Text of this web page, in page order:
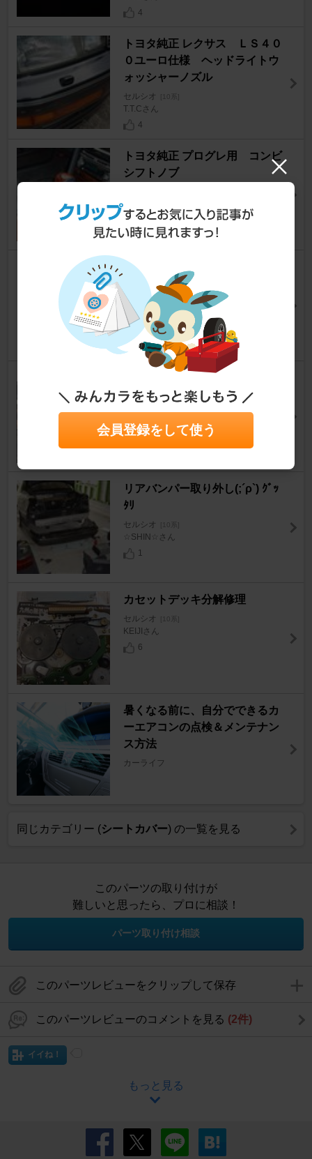
4
トヨタ純正 レクサス ＬＳ４０
０ユーロ仕様 ヘッドライトウ
ォッシャーノズル
セルシオ [10系]
T.T.Cさん
4
トヨタ純正 プログレ用 コンビ
シフトノブ
T.T.Cさん
2
ワコー サイドウインドーカーテ
セルシオ
おいおい、やまちゃんさん
0
セルシオ [10系]
9
リアバンパー取り外し(;´ρ`) ｸﾞｯ
ﾀﾘ
セルシオ
☆SHIN☆さん
1
カセットデッキ分解修理
セルシオ
KEIJIさん
6
暑くなる前に、自分でできるカ
ーエアコンの点検＆メンテナン
ス方法
カーライフ
同じカテゴリー (シートカバー) の一覧を見る
このパーツの取り付けが
難しいと思ったら、プロに相談！
パーツ取り付け相談
このパーツレビューをクリップして保存
このパーツレビューのコメントを見る (2件)
イイね！
もっと見る
会員登録をして使う